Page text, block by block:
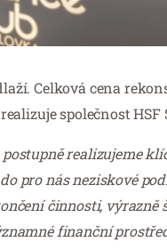
Celková cena
společnost HSF
realizujeme
pro nás neziskové
činnosti, výrazně
finanční